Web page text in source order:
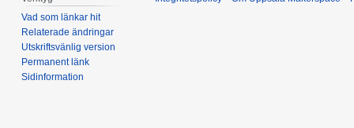
Vad som länkar hit
Relaterade ändringar
Utskriftsvänlig version
Permanent länk
Sidinformation